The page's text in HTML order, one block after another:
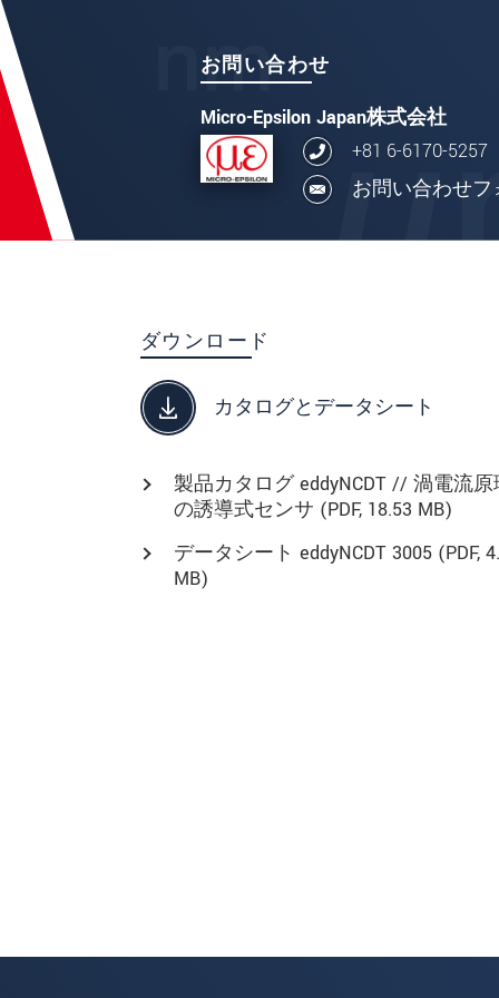
お問い合わせ
Micro-Epsilon Japan株式会社
+81 6-6170-5257
お問い合わせフ
ダウンロード
カタログとデータシート
製品カタログ eddyNCDT // 渦電流原
の誘導式センサ (PDF, 18.53 MB)
データシート eddyNCDT 3005 (PDF,
MB)